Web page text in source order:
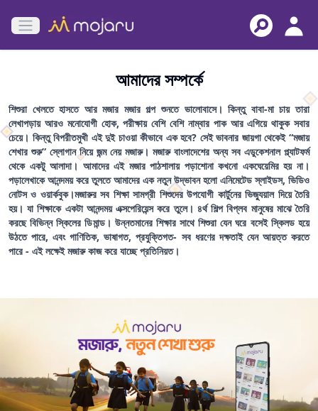
Open main menu
আমাদের সম্পর্কে
শিশুরা খেলতে হাসতে আর মজার মজার গল্প শুনতে ভালোবাসে। কিন্তু বাবা-মা চায় তারা
লেখাপড়ায় আরও মনোযোগী হোক, পরীক্ষায় বেশি বেশি নাম্বার পাক আর এগিয়ে থাকুক সবার
চেয়ে। কিন্তু বিপরীতমুখী এই দুই চাওয়া কীভাবে এক হবে? সেই ভাবনার জায়গা থেকেই “মজায়
শেখার শুরু” স্লোগান নিয়ে জন্ম নেয় মজারু। মজারু বাংলাদেশের অন্য সব এডুকেশনাল প্ল্যাটফর্ম
থেকে একটু আলাদা। আমাদের এই মজার পাঠশালায় পড়াশোনা কখনো একঘেয়েমির হয় না।
পড়ালেখাকে আনন্দময় করে তুলতে আমাদের এক নতুন উদ্ভাবন হলো এনিমেটেড স্লাইডস, ভিডিও
নোটস ও ওয়ার্কবুক।মজারুর সব শিক্ষা সামগ্রী শিশুদের উপযোগী কার্টুনের ভিজ্যুয়াল দিয়ে তৈরি
হয়। যা শিক্ষাকে একটা আনন্দময় এক্সপেরিয়েন্স করে তুলে। ৪র্থ শিল্প বিপ্লব মানুষের মাঝে তৈরি
করছে বিভিন্ন স্কিলের ডিমান্ড। উন্নতমানের শিক্ষার সাথে শিশুরা যেন ঘরে বসেই স্কিলড হয়ে
উঠতে পারে, এবং গাণিতিক, ভাষাগত, প্রযুক্তিগত- সব ধরণের দক্ষতাই যেন আয়ত্ত করতে
পারে - এই লক্ষেই মজারু কাজ করে যাচ্ছে প্রতিনিয়ত।